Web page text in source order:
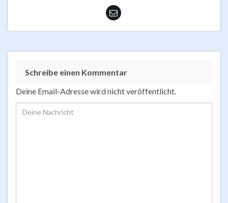
Schreibe einen Kommentar
Deine Email-Adresse wird nicht veröffentlicht.